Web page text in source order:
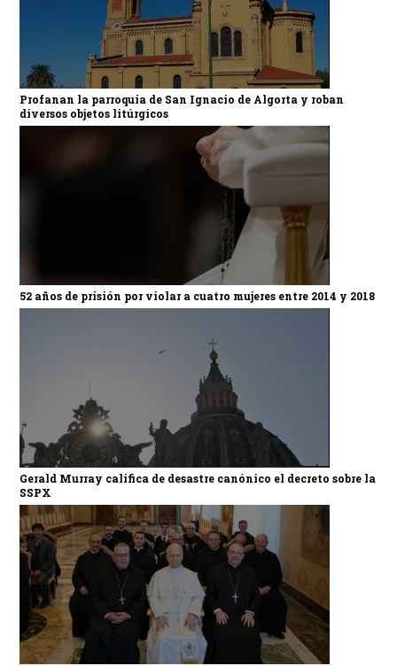
Profanan la parroquia de San Ignacio de Algorta y roban
diversos objetos litúrgicos
52 años de prisión por violar a cuatro mujeres entre 2014 y 2018
Gerald Murray califica de desastre canónico el decreto sobre la
SSPX